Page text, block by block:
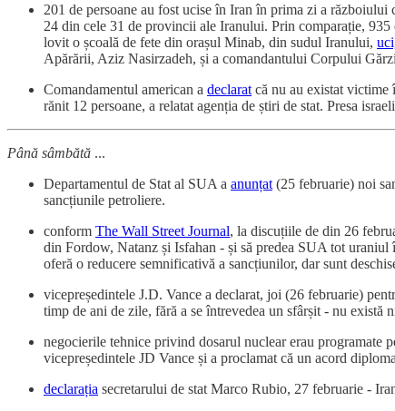
201 de persoane au fost ucise în Iran în prima zi a
24 din cele 31 de provincii ale Iranului. Prin comparație,
lovit o școală de fete din orașul Minab, din sudul Iranului,
Apărării, Aziz Nasirzadeh, și a comandantului Corpului
Comandamentul american a declarat că nu au existat victime
rănit 12 persoane, a relatat agenția de știri de stat. Presa
Până sâmbătă ...
Departamentul de Stat al SUA a anunțat (25 februarie) noi
sancțiunile petroliere.
conform The Wall Street Journal, la discuțiile de din 26
din Fordow, Natanz și Isfahan - și să predea SUA tot
oferă o reducere semnificativă a sancțiunilor, dar sunt
vicepreședintele J.D. Vance a declarat, joi (26 februarie)
timp de ani de zile, fără a se întrevedea un sfârșit - nu există
negocierile tehnice privind dosarul nuclear erau
vicepreședintele JD Vance și a proclamat că un acord
declarația secretarului de stat Marco Rubio, 27 februarie -